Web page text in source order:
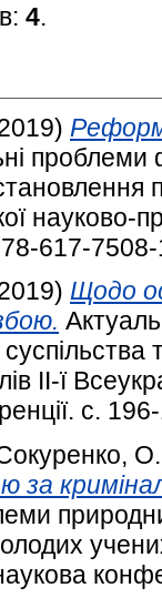
4.
науково-
617-
Щодо
ІІ-ї
с.
за